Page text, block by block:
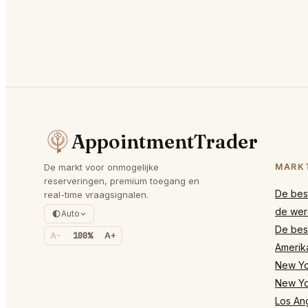
AppointmentTrader
De markt voor onmogelijke
reserveringen, premium toegang en
real-time vraagsignalen.
Auto
A- 100% A+
De
de
De
New
New
Los